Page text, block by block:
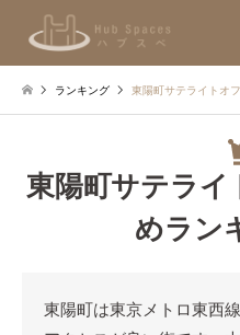
ランキング 東陽町サテライトオ
東陽町サテラ
めラン
東陽町は東京メトロ東西